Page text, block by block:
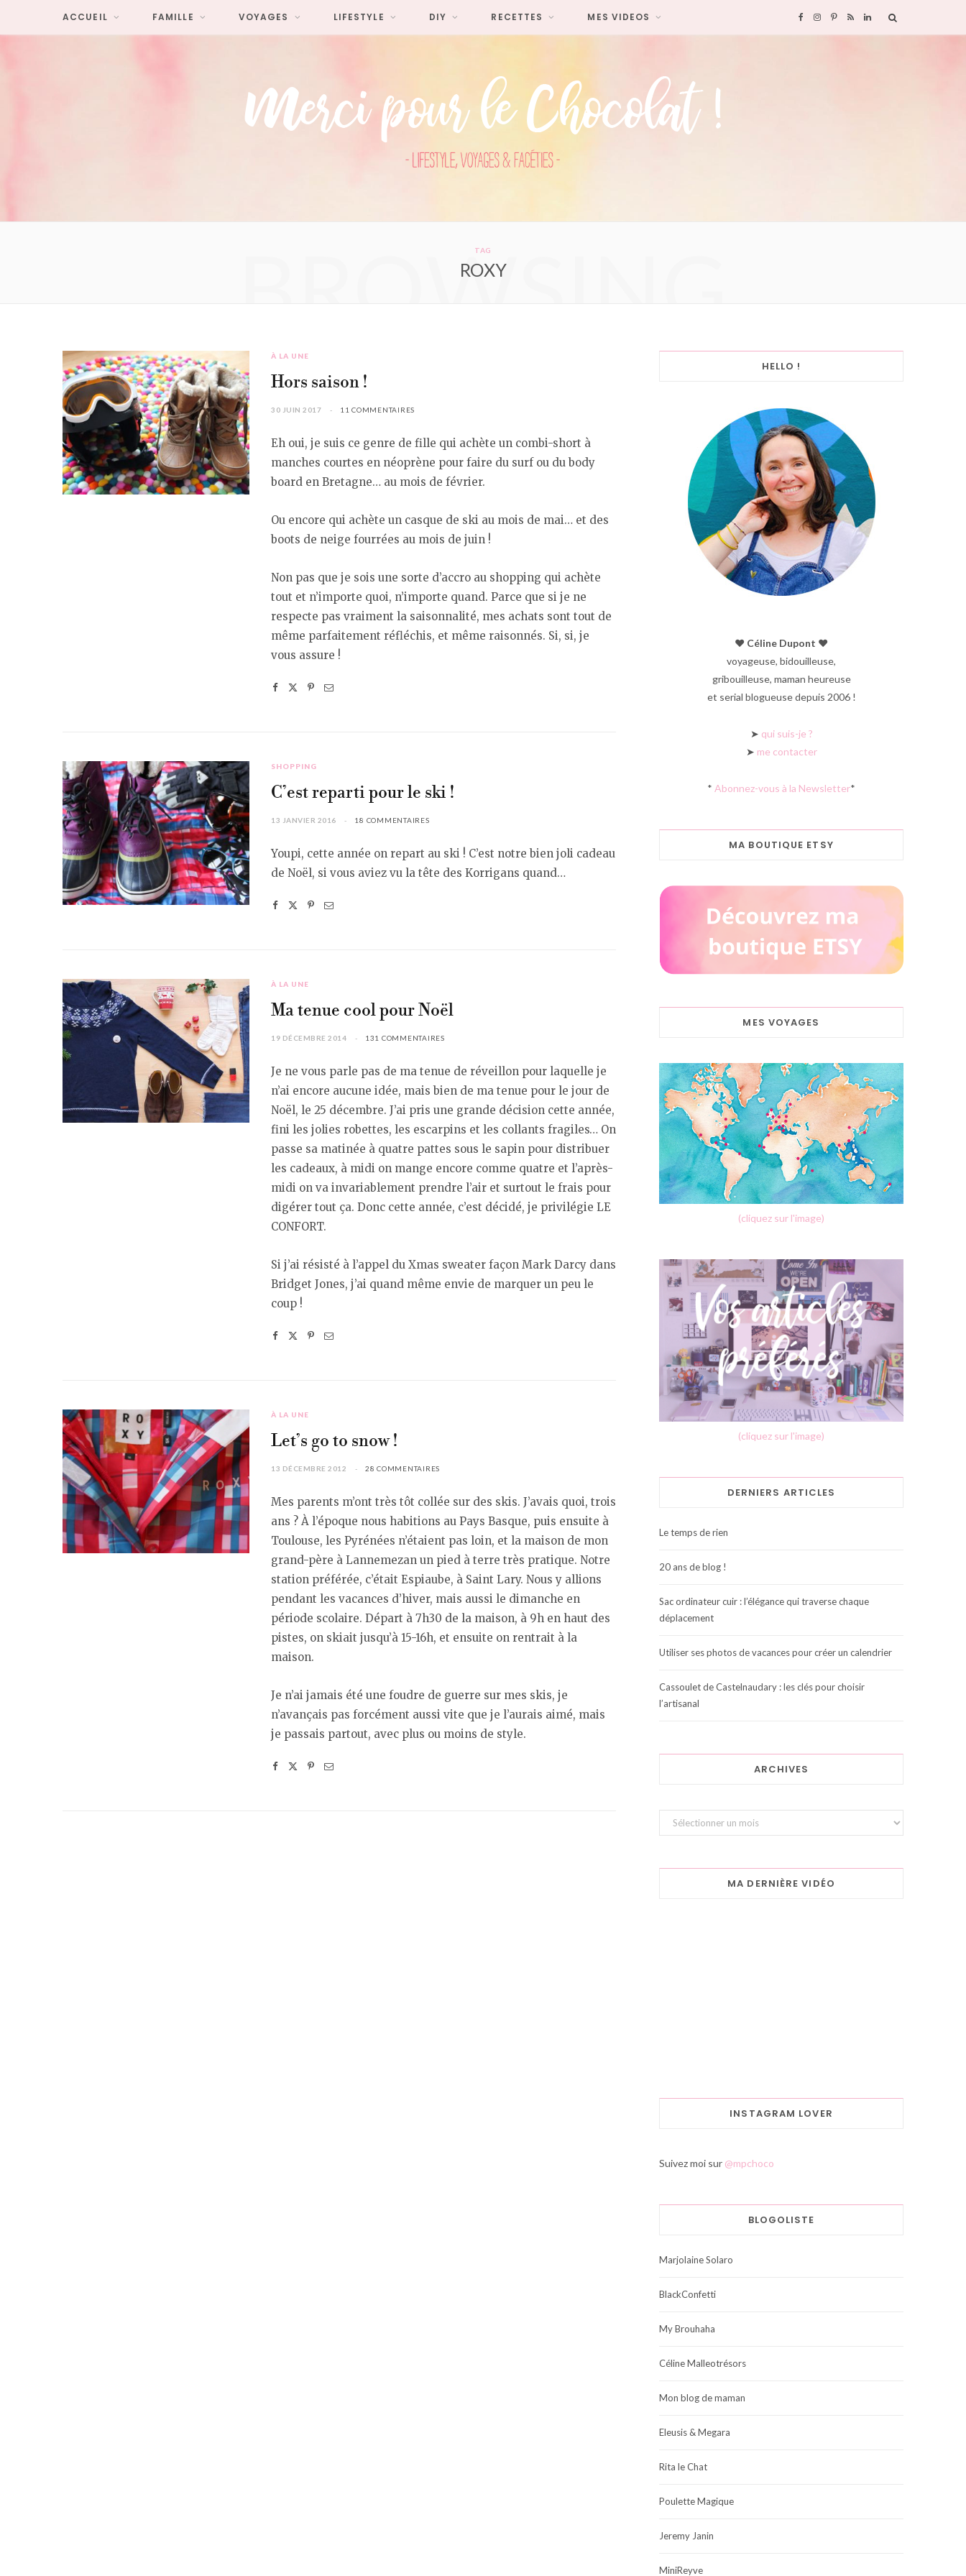
F I P
e
R L
I
ACCUEIL FAMILLE VOYAGES LIFESTYLE DIY RECETTES MES VIDEOS
TAG
ROXY
BROWSING
À LA UNE
Hors saison !
30 JUIN 2017 11 COMMENTAIRES
Eh oui, je suis ce genre de fille qui achète un combi-short à
manches courtes en néoprène pour faire du surf ou du body
board en Bretagne… au mois de février.
Ou encore qui achète un casque de ski au mois de mai… et des
boots de neige fourrées au mois de juin !
Non pas que je sois une sorte d’accro au shopping qui achète
tout et n’importe quoi, n’importe quand. Parce que si je ne
respecte pas vraiment la saisonnalité, mes achats sont tout de
même parfaitement réfléchis, et même raisonnés. Si, si, je
vous assure !
SHOPPING
C’est reparti pour le ski !
13 JANVIER 2016 18 COMMENTAIRES
Youpi, cette année on repart au ski ! C’est notre bien joli cadeau
de Noël, si vous aviez vu la tête des Korrigans quand…
À LA UNE
Ma tenue cool pour Noël
19 DÉCEMBRE 2014 131 COMMENTAIRES
Je ne vous parle pas de ma tenue de réveillon pour laquelle je
n’ai encore aucune idée, mais bien de ma tenue pour le jour de
Noël, le 25 décembre. J’ai pris une grande décision cette année,
fini les jolies robettes, les escarpins et les collants fragiles… On
passe sa matinée à quatre pattes sous le sapin pour distribuer
les cadeaux, à midi on mange encore comme quatre et l’après-
midi on va invariablement prendre l’air et surtout le frais pour
digérer tout ça. Donc cette année, c’est décidé, je privilégie LE
CONFORT.
Si j’ai résisté à l’appel du Xmas sweater façon Mark Darcy dans
Bridget Jones, j’ai quand même envie de marquer un peu le
coup !
À LA UNE
Let’s go to snow !
13 DÉCEMBRE 2012 28 COMMENTAIRES
Mes parents m’ont très tôt collée sur des skis. J’avais quoi, trois
ans ? À l’époque nous habitions au Pays Basque, puis ensuite à
Toulouse, les Pyrénées n’étaient pas loin, et la maison de mon
grand-père à Lannemezan un pied à terre très pratique. Notre
station préférée, c’était Espiaube, à Saint Lary. Nous y allions
pendant les vacances d’hiver, mais aussi le dimanche en
période scolaire. Départ à 7h30 de la maison, à 9h en haut des
pistes, on skiait jusqu’à 15-16h, et ensuite on rentrait à la
maison.
Je n’ai jamais été une foudre de guerre sur mes skis, je
n’avançais pas forcément aussi vite que je l’aurais aimé, mais
je passais partout, avec plus ou moins de style.
HELLO !
♥︎ Céline Dupont ♥︎
voyageuse, bidouilleuse,
gribouilleuse, maman heureuse
et serial blogueuse depuis 2006 !
➤ qui suis-je ?
➤ me contacter
* Abonnez-vous à la Newsletter*
MA BOUTIQUE ETSY
MES VOYAGES
(cliquez sur l'image)
(cliquez sur l'image)
DERNIERS ARTICLES
Le temps de rien
20 ans de blog !
Sac ordinateur cuir : l’élégance qui traverse chaque
déplacement
Utiliser ses photos de vacances pour créer un calendrier
Cassoulet de Castelnaudary : les clés pour choisir
l’artisanal
ARCHIVES
Archives
MA DERNIÈRE VIDÉO
INSTAGRAM LOVER
Suivez moi sur @mpchoco
BLOGOLISTE
Marjolaine Solaro
BlackConfetti
My Brouhaha
Céline Malleotrésors
Mon blog de maman
Eleusis & Megara
Rita le Chat
Poulette Magique
Jeremy Janin
MiniReyve